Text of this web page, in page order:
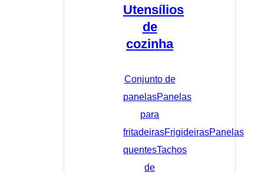
Utensílios
de
cozinha
Conjunto de
panelasPanelas
para
fritadeirasFrigideirasPanelas
quentesTachos
de